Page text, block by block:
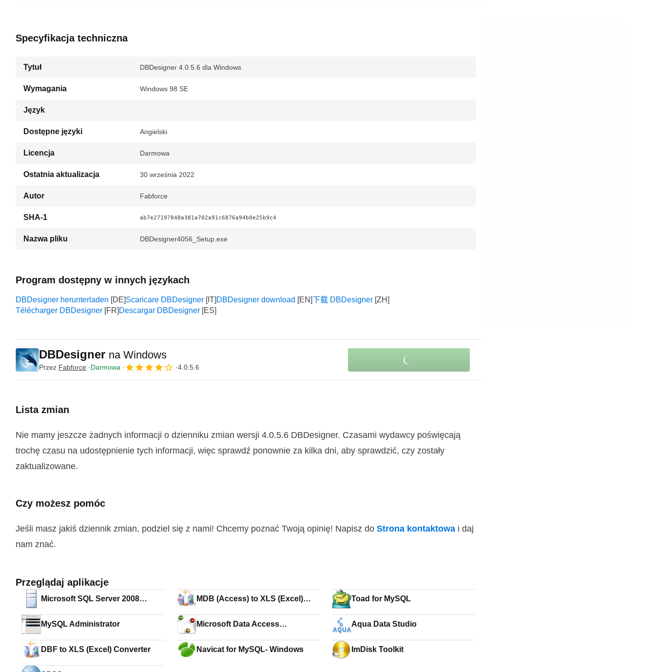
Specyfikacja techniczna
Tytuł DBDesigner 4.0.5.6 dla Windows
Wymagania Windows 98 SE
Język
Dostępne języki Angielski
Licencja Darmowa
Ostatnia aktualizacja 30 września 2022
Autor Fabforce
SHA-1 ab7e27197848a381a702a91c6876a94b0e25b9c4
Nazwa pliku DBDesigner4056_Setup.exe
Program dostępny w innych językach
DBDesigner herunterladen Scaricare DBDesigner DBDesigner download
下载 DBDesigner
Télécharger DBDesigner
Descargar DBDesigner
DBDesigner na Windows
Przez Fabforce Darmowa 4.0.5.6
Lista zmian
Nie mamy jeszcze żadnych informacji o dzienniku zmian wersji 4.0.5.6 DBDesigner. Czasami wydawcy poświęcają
trochę czasu na udostępnienie tych informacji, więc sprawdź ponownie za kilka dni, aby sprawdzić, czy zostały
zaktualizowane.
Czy możesz pomóc
Jeśli masz jakiś dziennik zmian, podziel się z nami! Chcemy poznać Twoją opinię! Napisz do Strona kontaktowa i daj
nam znać.
Przeglądaj aplikacje
Microsoft SQL Server 2008
MDB (Access) to XLS (Excel)
Toad for MySQL
MySQL Administrator
Microsoft Data Access
Aqua Data Studio
DBF to XLS (Excel) Converter Navicat for MySQL- Windows ImDisk Toolkit